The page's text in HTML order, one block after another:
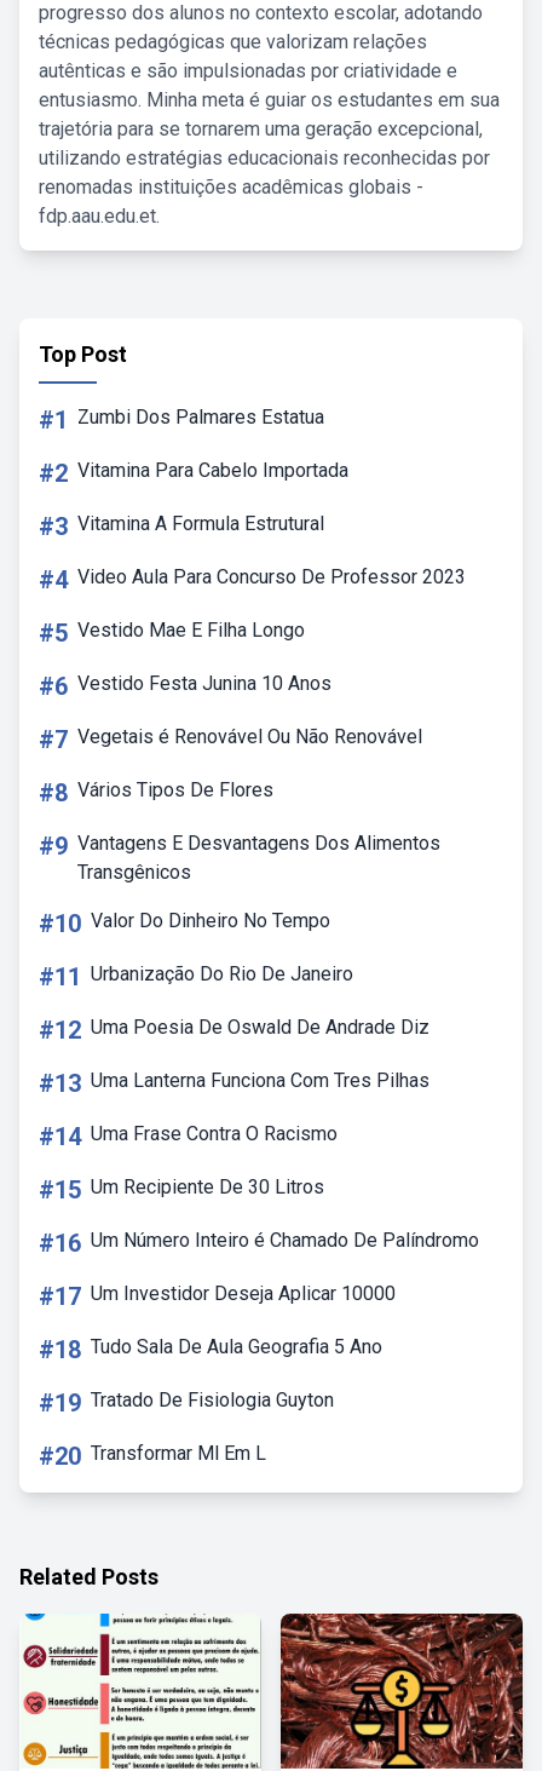
progresso dos alunos no contexto escolar, adotando
técnicas pedagógicas que valorizam relações
autênticas e são impulsionadas por criatividade e
entusiasmo. Minha meta é guiar os estudantes em sua
trajetória para se tornarem uma geração excepcional,
utilizando estratégias educacionais reconhecidas por
renomadas instituições acadêmicas globais -
fdp.aau.edu.et.
Top Post
#1 Zumbi Dos Palmares Estatua
#2 Vitamina Para Cabelo Importada
#3 Vitamina A Formula Estrutural
#4 Video Aula Para Concurso De Professor 2023
#5 Vestido Mae E Filha Longo
#6 Vestido Festa Junina 10 Anos
#7 Vegetais é Renovável Ou Não Renovável
#8 Vários Tipos De Flores
#9 Vantagens E Desvantagens Dos Alimentos
Transgênicos
#10 Valor Do Dinheiro No Tempo
#11 Urbanização Do Rio De Janeiro
#12 Uma Poesia De Oswald De Andrade Diz
#13 Uma Lanterna Funciona Com Tres Pilhas
#14 Uma Frase Contra O Racismo
#15 Um Recipiente De 30 Litros
#16 Um Número Inteiro é Chamado De Palíndromo
#17 Um Investidor Deseja Aplicar 10000
#18 Tudo Sala De Aula Geografia 5 Ano
#19 Tratado De Fisiologia Guyton
#20 Transformar Ml Em L
Related Posts